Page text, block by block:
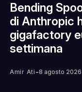
Bending
di Anthropic
gigafactory
settimana
Amir Ati -8 agosto 2026